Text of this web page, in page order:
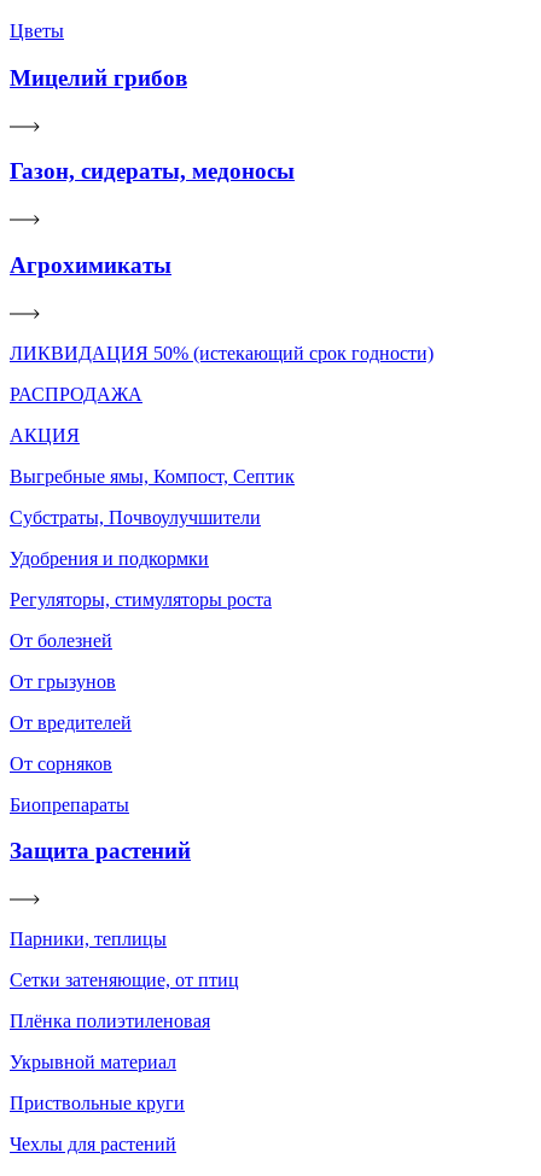
Цветы
Мицелий грибов
Газон, сидераты, медоносы
Агрохимикаты
ЛИКВИДАЦИЯ 50% (истекающий срок годности)
РАСПРОДАЖА
АКЦИЯ
Выгребные ямы, Компост, Септик
Субстраты, Почвоулучшители
Удобрения и подкормки
Регуляторы, стимуляторы роста
От болезней
От грызунов
От вредителей
От сорняков
Биопрепараты
Защита растений
Парники, теплицы
Сетки затеняющие, от птиц
Плёнка полиэтиленовая
Укрывной материал
Приствольные круги
Чехлы для растений